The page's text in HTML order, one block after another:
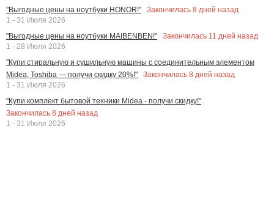
"Выгодные цены на ноутбуки HONOR!"
Закончилась 8 дней назад
1 - 31 Июля 2026
"Выгодные цены на ноутбуки MAIBENBEN!"
Закончилась 11 дней назад
1 - 28 Июля 2026
"Купи стиральную и сушильную машины с соединительным элементом
Midea, Toshiba — получи скидку 20%!"
Закончилась 8 дней назад
1 - 31 Июля 2026
"Купи комплект бытовой техники Midea - получи скидку!"
Закончилась 8 дней назад
1 - 31 Июля 2026